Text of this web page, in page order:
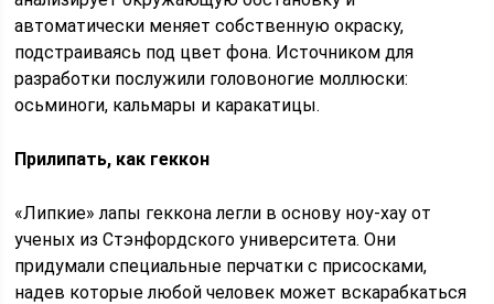
автоматически меняет собственную окраску,
подстраиваясь под цвет фона. Источником для
разработки послужили головоногие моллюски:
осьминоги, кальмары и каракатицы.
Прилипать, как геккон
«Липкие» лапы геккона легли в основу ноу-хау от
ученых из Стэнфордского университета. Они
придумали специальные перчатки с присосками,
надев которые любой человек может вскарабкаться